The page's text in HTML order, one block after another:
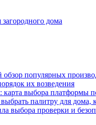
дома
популярных
их возведения
карта выбора платформы
палитру для дома,
выбора проверки и